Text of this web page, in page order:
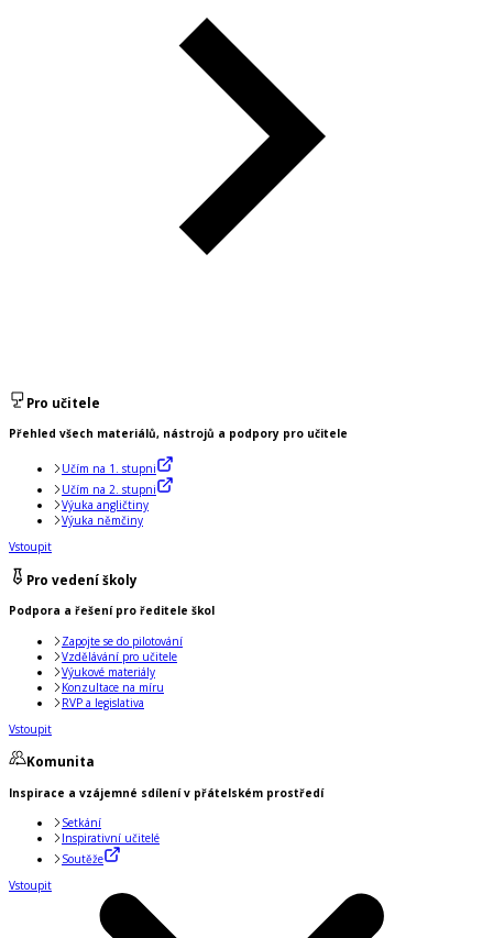
Pro učitele
Přehled všech materiálů, nástrojů a podpory pro učitele
Učím na 1. stupni
Učím na 2. stupni
Výuka angličtiny
Výuka němčiny
Vstoupit
Pro vedení školy
Podpora a řešení pro ředitele škol
Zapojte se do pilotování
Vzdělávání pro učitele
Výukové materiály
Konzultace na míru
RVP a legislativa
Vstoupit
Komunita
Inspirace a vzájemné sdílení v přátelském prostředí
Setkání
Inspirativní učitelé
Soutěže
Vstoupit